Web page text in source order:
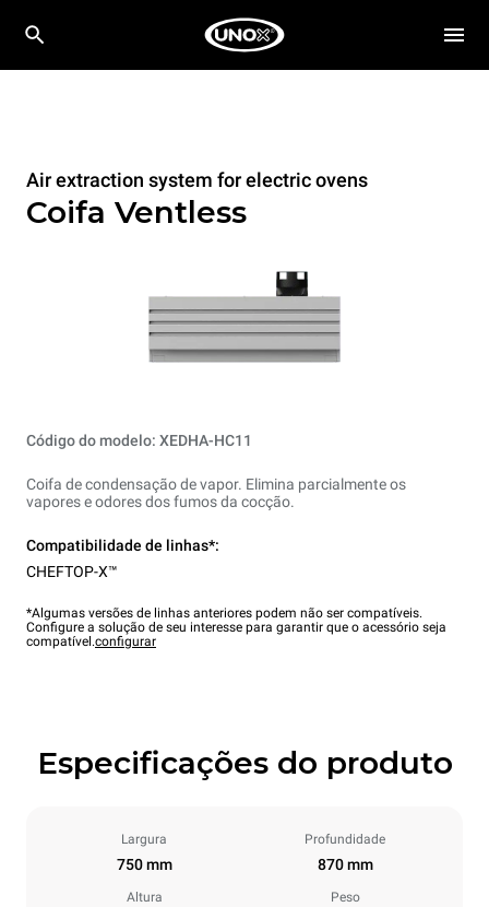
Air extraction system for electric ovens
Coifa Ventless
Código do modelo: XEDHA-HC11
Coifa de condensação de vapor. Elimina parcialmente os
vapores e odores dos fumos da cocção.
Compatibilidade de linhas*:
CHEFTOP-X™
*Algumas versões de linhas anteriores podem não ser compatíveis.
Configure a solução de seu interesse para garantir que o acessório seja
compatível.configurar
Especificações do produto
Largura
750 mm
Profundidade
870 mm
Altura Peso